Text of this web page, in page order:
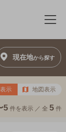
メ
現在地から探す
示 地図表示
5 件を表示 ／ 全 5 件